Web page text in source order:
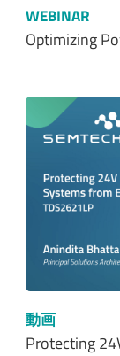
WEBINAR
Optimizing
動画
Protecting